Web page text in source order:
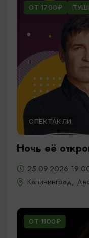
ОТ 1700₽
СПЕКТАКЛИ
Ночь её
25.09.2026
Калининград,
ОТ 1100₽